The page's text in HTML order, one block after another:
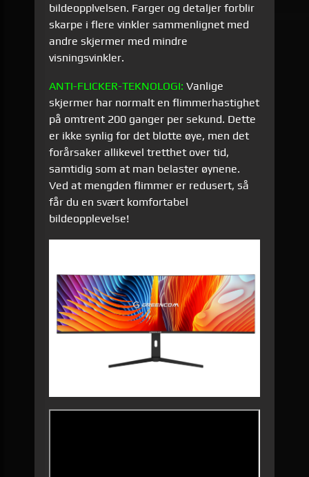
bildeopplvelsen. Farger og detaljer forblir
skarpe i flere vinkler sammenlignet med
andre skjermer med mindre
visningsvinkler.
ANTI-FLICKER-TEKNOLOGI: Vanlige
skjermer har normalt en flimmerhastighet
på omtrent 200 ganger per sekund. Dette
er ikke synlig for det blotte øye, men det
forårsaker allikevel tretthet over tid,
samtidig som at man belaster øynene.
Ved at mengden flimmer er redusert, så
får du en svært komfortabel
bildeopplevelse!